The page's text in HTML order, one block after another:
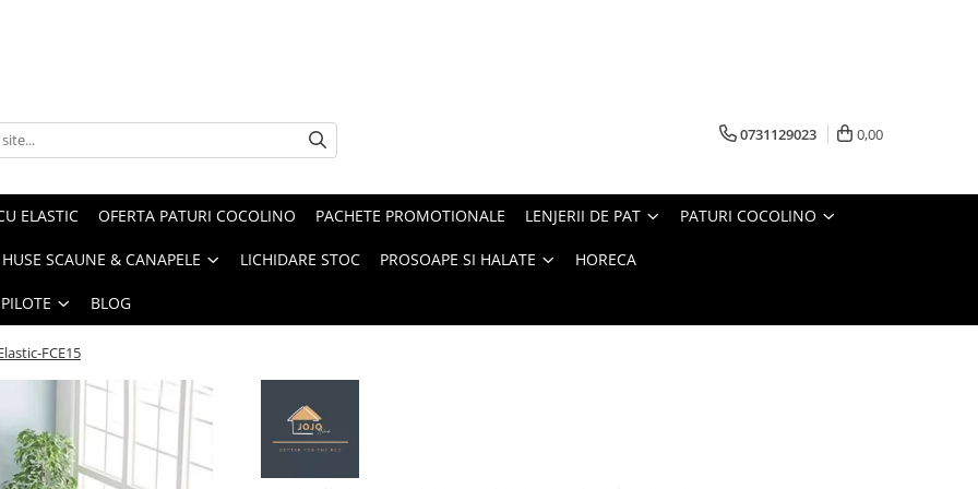
0731129023 0,00
ELASTIC OFERTA PATURI COCOLINO PACHETE PROMOTIONALE LENJERII DE PAT PATURI COCOLINO
HUSE SCAUNE & CANAPELE LICHIDARE STOC PROSOAPE SI HALATE HORECA
BLOG
FCE15